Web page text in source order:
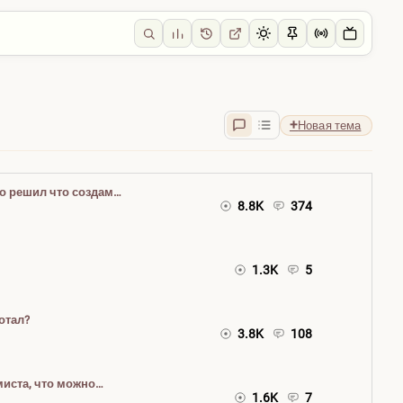
Новая тема
решил что создам
8.8K 374
1.3K 5
3.8K 108
что можно
не делая. Он
1.6K 7